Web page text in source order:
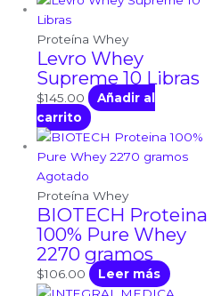
Proteína Whey
Levro Whey
Supreme 10 Libras
$145.00
Añadir al
carrito
Agotado
Proteína Whey
BIOTECH Proteina
100% Pure Whey
2270 gramos
$106.00 Leer más